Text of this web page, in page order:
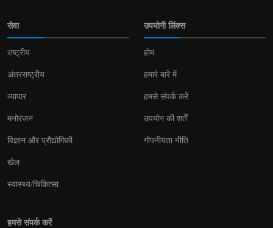
सेवा
राष्ट्रीय
अंतरराष्ट्रीय
व्यापार
मनोरंजन
विज्ञान और प्रौद्योगिकी
खेल
स्वास्थ्य/चिकित्सा
उपयोगी लिंक्स
होम
हमारे बारे में
हमसे संपर्क करें
उपयोग की शर्तें
गोपनीयता नीति
हमसे संपर्क करें